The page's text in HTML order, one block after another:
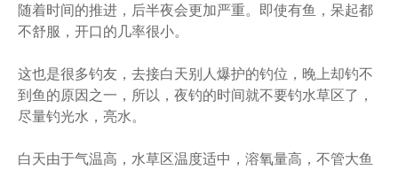
随着时间的推进，后半夜会更加严重。即使有鱼，呆起都
不舒服，开口的几率很小。
这也是很多钓友，去接白天别人爆护的钓位，晚上却钓不
到鱼的原因之一，所以，夜钓的时间就不要钓水草区了，
尽量钓光水，亮水。
白天由于气温高，水草区温度适中，溶氧量高，不管大鱼